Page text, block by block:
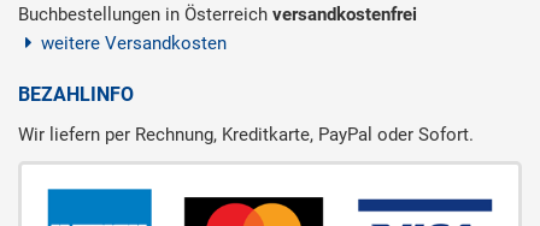
Buchbestellungen in Österreich versandkostenfrei
weitere Versandkosten
BEZAHLINFO
Wir liefern per Rechnung, Kreditkarte, PayPal oder Sofort.